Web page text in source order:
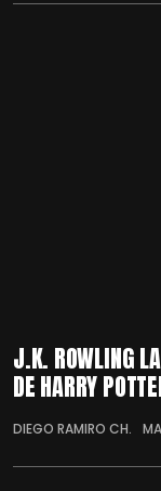
J.K. ROWLING
DE HARRY
DIEGO RAMIRO CH.